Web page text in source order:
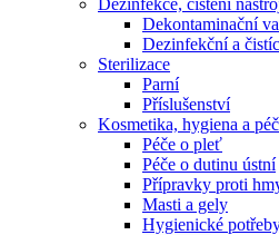
Dezinfekce, čištění
Dekontaminační
Dezinfekční a
Sterilizace
Parní
Příslušenství
Kosmetika, hygiena a
Péče o pleť
Péče o dutinu ústní
Přípravky proti
Masti a gely
Hygienické